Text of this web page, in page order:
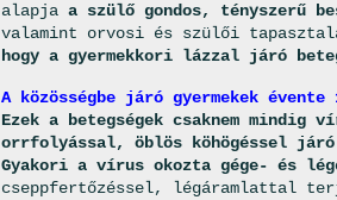
alapja a szülő gondos, tényszerű
valamint orvosi és szülői
hogy a gyermekkori lázzal járó
A közösségbe járó gyermekek
Ezek a betegségek csaknem mindig
orrfolyással, öblös köhögéssel járó
Gyakori a vírus okozta gége- és
cseppfertőzéssel, légáramlattal